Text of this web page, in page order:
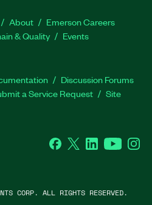
About
Emerson Careers
& Quality Events
Discussion Forums
a Service Request
Site
Facebook
Twitter LinkedInYouTube
CORP. ALL RIGHTS RESERVED.